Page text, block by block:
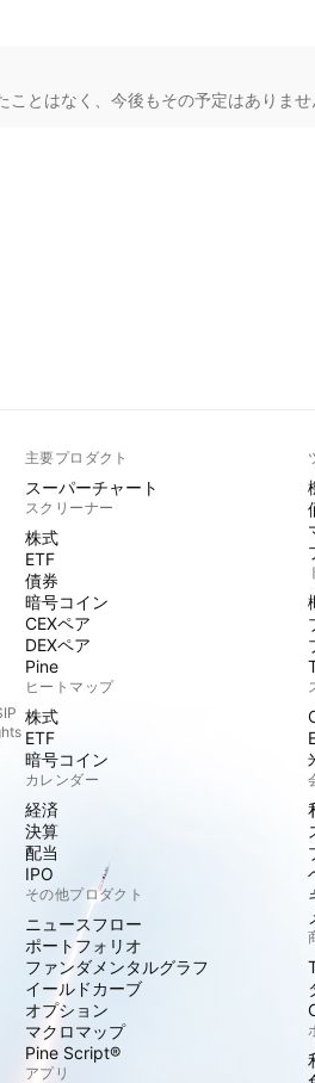
とはなく、今後もその予定はありませ
主要プロダクト
スーパーチャート
スクリーナー
株式
ETF
債券
暗号コイン
CEXペア
DEXペア
Pine
ヒートマップ
株式
ETF
暗号コイン
カレンダー
経済
決算
配当
IPO
その他プロダクト
ニュースフロー
ポートフォリオ
ファンダメンタルグラフ
イールドカーブ
オプション
マクロマップ
Pine Script®
アプリ